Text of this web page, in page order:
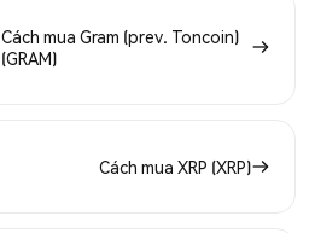
Cách mua Gram (prev. Toncoin)
(GRAM)
Cách mua XRP (XRP)